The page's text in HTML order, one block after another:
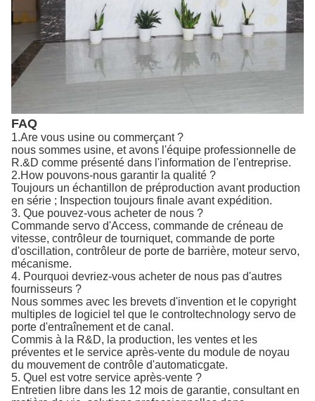
FAQ
1.Are vous usine ou commerçant ?
nous sommes usine, et avons l'équipe professionnelle de
R.&D comme présenté dans l'information de l'entreprise.
2.How pouvons-nous garantir la qualité ?
Toujours un échantillon de préproduction avant production
en série ; Inspection toujours finale avant expédition.
3. Que pouvez-vous acheter de nous ?
Commande servo d'Access, commande de créneau de
vitesse, contrôleur de tourniquet, commande de porte
d'oscillation, contrôleur de porte de barrière, moteur servo,
mécanisme.
4. Pourquoi devriez-vous acheter de nous pas d'autres
fournisseurs ?
Nous sommes avec les brevets d'invention et le copyright
multiples de logiciel tel que le controltechnology servo de
porte d'entraînement et de canal.
Commis à la R&D, la production, les ventes et les
préventes et le service après-vente du module de noyau
du mouvement de contrôle d'automaticgate.
5. Quel est votre service après-vente ?
Entretien libre dans les 12 mois de garantie, consultant en